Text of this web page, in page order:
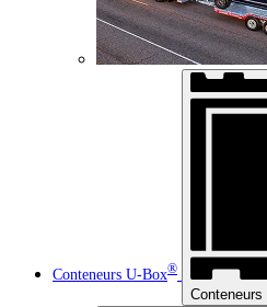
Conteneurs U-Box®
Conteneurs